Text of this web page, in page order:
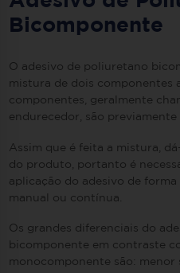
Bicomponente
O adesivo de poliuretano
mistura de dois componentes
componentes, geralmente
endurecedor, são previamente
Assim que é feita a mistura,
do produto, portanto é
aplicação do adesivo de
manual ou contínua.
Os grandes diferenciais do
bicomponente em contraste
monocomponente são: menor